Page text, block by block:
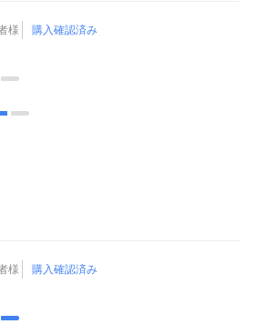
様
購入確認済み
様
購入確認済み